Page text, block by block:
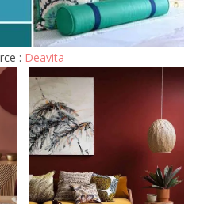
: Deavita